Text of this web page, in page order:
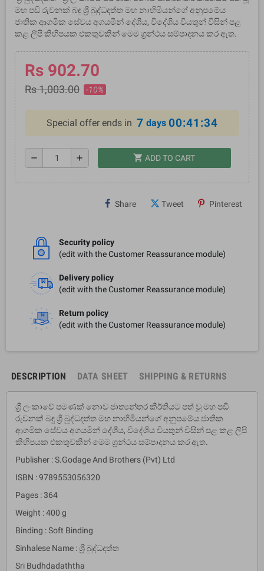
මහ පඩි රුවනක් බඳු ශ්‍රී බුද්ධදත්ත මහ නාහිමියන්ගේ අනුපමේය
ජාතික ආගමික සේවය අගයමින් දේශීය, විදේශිය වියතුන් විසින් පළ
කළ ලිපි කිහිපයක එකතුවකින් මෙම ග්‍රන්ථය සම්පාදනය කර ඇත.
Rs 902.70
Rs 1,003.00 -10%
Special offer ends in 7 days 00:41:34
remove add shopping_cart ADD TO CART
Share Tweet Pinterest
Security policy
(edit with the Customer Reassurance module)
Delivery policy
(edit with the Customer Reassurance module)
Return policy
(edit with the Customer Reassurance module)
DESCRIPTION DATA SHEET SHIPPING & RETURNS
ශ්‍රී ලංකාවේ පමණක් නොව ජාත්‍යන්තර කීර්තිය‌ට පත් වූ මහ පඩි
රුවනක් බඳු ශ්‍රී බුද්ධදත්ත මහ නාහිමියන්ගේ අනුපමේය ජාතික
ආගමික සේවය අගයමින් දේශීය, විදේශිය වියතුන් විසින් පළ කළ ලිපි
කිහිපයක එකතුවකින් මෙම ග්‍රන්ථය සම්පාදනය කර ඇත.
Publisher : S.Godage And Brothers (Pvt) Ltd
ISBN : 9789553056320
Pages : 364
Weight : 400 g
Binding : Soft Binding
Sinhalese Name : ශ්‍රී බුද්ධදත්ත
Sri Budhdadaththa